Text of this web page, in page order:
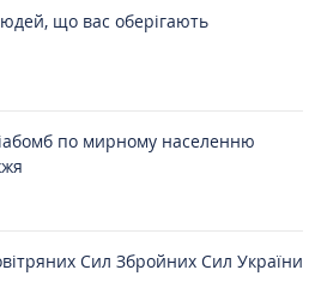
що вас оберігають
по мирному населенню
Сил Збройних Сил України